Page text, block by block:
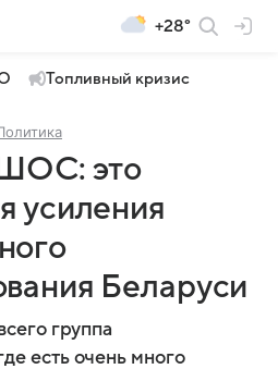
+28°
Топливный кризис
это
усиления
Беларуси
группа
есть очень много